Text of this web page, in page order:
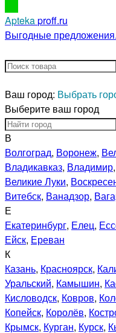
Aptekaproff.ru
Выгодные
Ваш город: Выбрать
Выберите ваш город
В
Волгоград, Воронеж,
Владикавказ, Владимир,
Великие Луки,
Витебск, Ванадзор,
Е
Екатеринбург, Елец,
Ейск, Ереван
К
Казань, Красноярск,
Уральский, Камышин,
Кисловодск, Ковров,
Копейск, Королёв,
Крымск, Курган, Курск,